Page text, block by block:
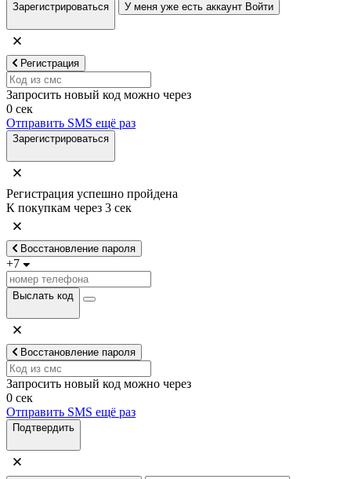
Зарегистрироваться У меня уже есть аккаунт Войти
Регистрация
Запросить новый код можно через
0 сек
Отправить SMS ещё раз
Зарегистрироваться
Регистрация успешно пройдена
К покупкам через 3 сек
Восстановление пароля
+7
Выслать код
Восстановление пароля
Запросить новый код можно через
0 сек
Отправить SMS ещё раз
Подтвердить